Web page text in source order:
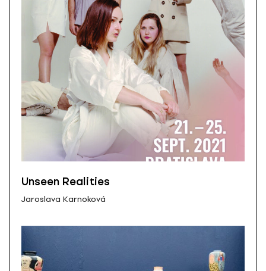
Unseen Realities
Jaroslava Karnoková